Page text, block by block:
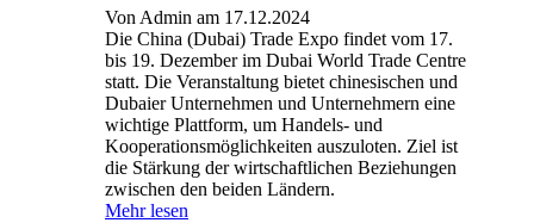
Von Admin am 17.12.2024
Die China (Dubai) Trade Expo findet vom 17.
bis 19. Dezember im Dubai World Trade Centre
statt. Die Veranstaltung bietet chinesischen und
Dubaier Unternehmen und Unternehmern eine
wichtige Plattform, um Handels- und
Kooperationsmöglichkeiten auszuloten. Ziel ist
die Stärkung der wirtschaftlichen Beziehungen
zwischen den beiden Ländern.
Mehr lesen